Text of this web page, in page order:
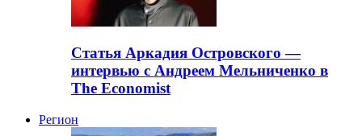
Статья Аркадия Островского —
интервью с Андреем Мельниченко в
The Economist
Регион